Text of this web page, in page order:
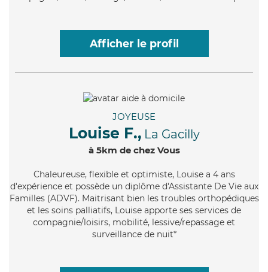
Afficher le profil
JOYEUSE
Louise F., La Gacilly
à 5km de chez Vous
Chaleureuse, flexible et optimiste, Louise a 4 ans
d'expérience et possède un diplôme d'Assistante De Vie aux
Familles (ADVF). Maitrisant bien les troubles orthopédiques
et les soins palliatifs, Louise apporte ses services de
compagnie/loisirs, mobilité, lessive/repassage et
surveillance de nuit*